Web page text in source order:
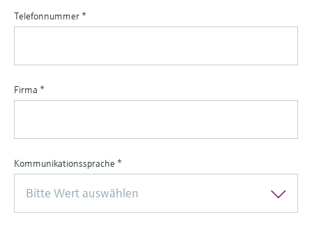
Telefonnummer *
Firma *
Kommunikationssprache *
Bitte Wert auswählen